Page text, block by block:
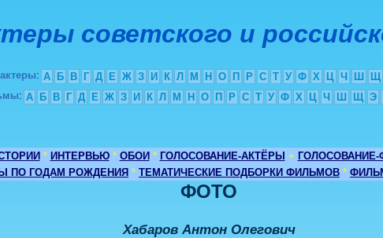
советского и
: А Б В Г Д Е Ж З И К Л М Н О П Р С Т У Ф Х Ц Ч Ш Щ
: А Б В Г Д Е Ж З И К Л М Н О П Р С Т У Ф Х Ц Ч Ш Щ Э
* ИНТЕРВЬЮ * ОБОИ * ГОЛОСОВАНИЕ-АКТЁРЫ +
ПО ГОДАМ РОЖДЕНИЯ * ТЕМАТИЧЕСКИЕ ПОДБОРКИ ФИЛЬМОВ *
ФОТО
Хабаров Антон Олегович